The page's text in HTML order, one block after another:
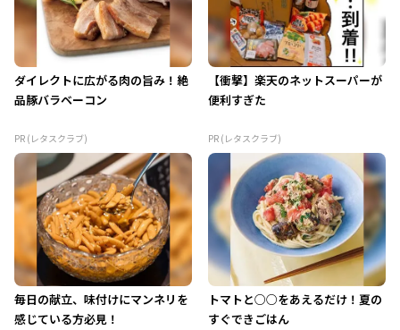
ダイレクトに広がる肉の旨み！絶
品豚バラベーコン
PR (レタスクラブ)
【衝撃】楽天のネットスーパーが
便利すぎた
PR (レタスクラブ)
毎日の献立、味付けにマンネリを
感じている方必見！
トマトと○○をあえるだけ！夏の
すぐできごはん